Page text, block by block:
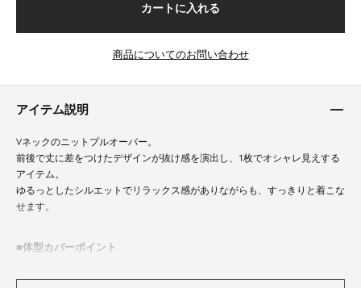
カートに入れる
商品についてのお問い合わせ
アイテム説明
Vネックのニットプルオーバー。
前後で丈に差をつけたデザインが抜け感を演出し、1枚でオシャレ見えする
アイテム。
ゆるっとしたシルエットでリラックス感がありながらも、すっきりと着こな
せます。
体型カバーポイント